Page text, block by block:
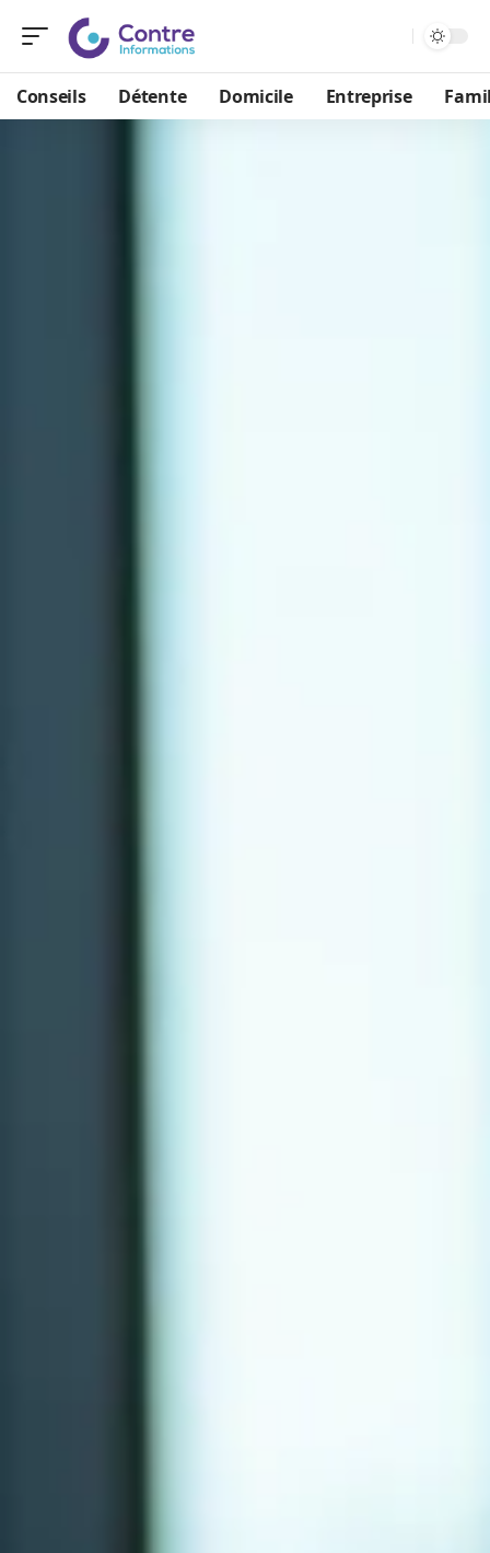
Conseils Détente Domicile Entreprise